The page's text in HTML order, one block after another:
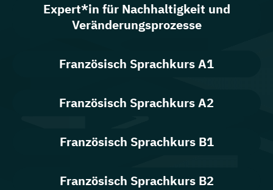
Expert*in für Nachhaltigkeit und
Veränderungsprozesse
Französisch Sprachkurs A1
Französisch Sprachkurs A2
Französisch Sprachkurs B1
Französisch Sprachkurs B2